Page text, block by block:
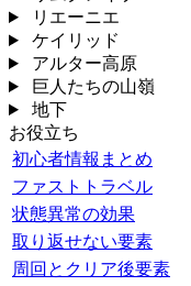
リエーニエ
ケイリッド
アルター高原
巨人たちの山嶺
地下
お役立ち
初心者情報まとめ
ファストトラベル
状態異常の効果
取り返せない要素
周回とクリア後要素